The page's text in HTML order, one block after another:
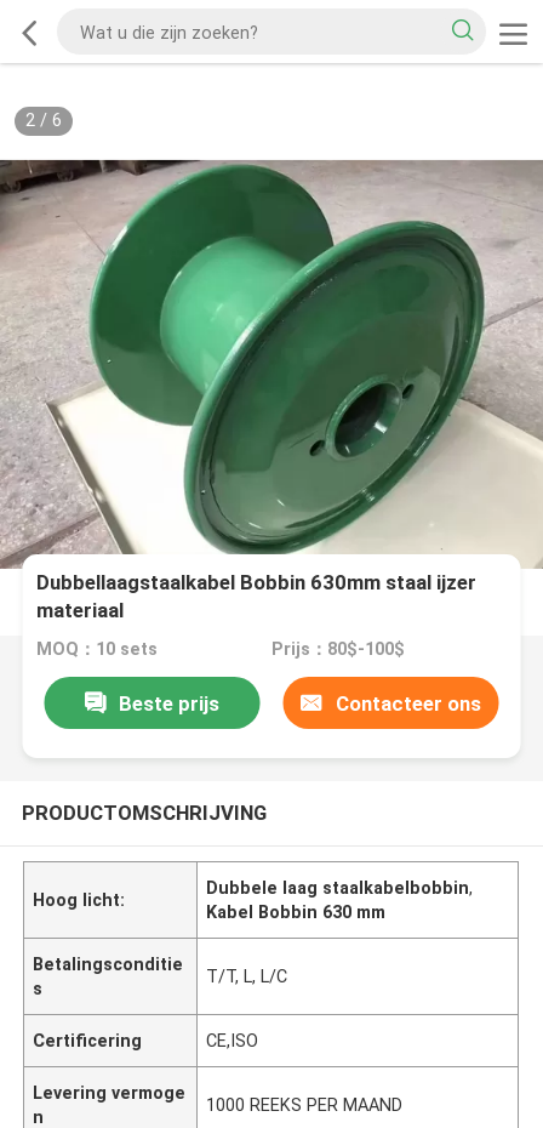
2/ 6
Dubbellaagstaalkabel Bobbin 630mm staal ijzer
materiaal
MOQ：10 sets Prijs：80$-100$
Beste prijs Contacteer ons
PRODUCTOMSCHRIJVING
Hoog licht:
Dubbele laag staalkabelbobbin,
Kabel Bobbin 630 mm
Betalingsconditie
s
T/T, L, L/C
Certificering CE,ISO
Levering vermoge
n
1000 REEKS PER MAAND